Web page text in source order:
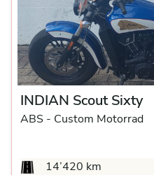
INDIAN Scout Sixty
ABS - Custom Motorrad
14’420 km